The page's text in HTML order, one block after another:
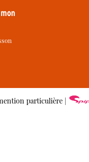
mon
particulière |